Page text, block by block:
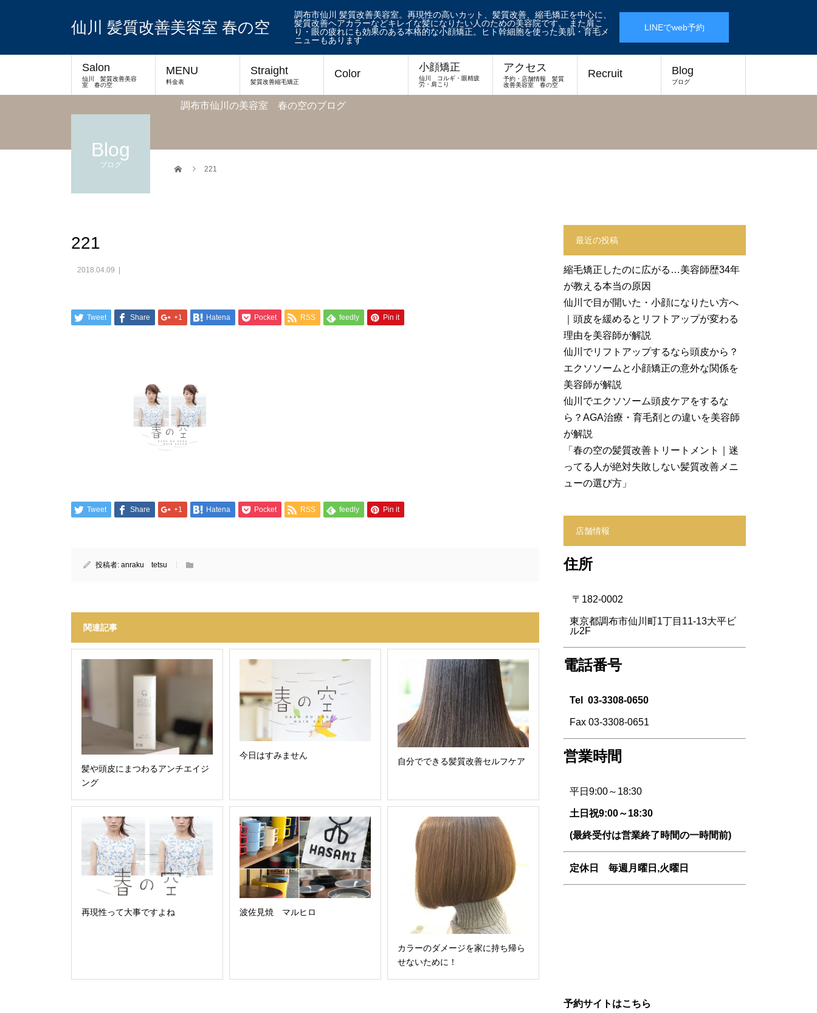
仙川 髪質改善美容室 春の空
調布市仙川 髪質改善美容室。再現性の高いカット、髪質改善、縮毛矯正を中心に、
髪質改善ヘアカラーなどキレイな髪になりたい人のための美容院です。 また肩こ
り・眼の疲れにも効果のある本格的な小顔矯正。ヒト幹細胞を使った美肌・育毛メ
ニューもあります
LINEでweb予約
Salon
仙川 髪質改善美容
室 春の空
MENU
料金表
Straight
髪質改善縮毛矯正
Color 小顔矯正
仙川 コルギ・眼精疲
労・肩こり
アクセス
予約・店舗情報 髪質
改善美容室 春の空
Recruit Blog
ブログ
Blog
ブログ
調布市仙川の美容室 春の空のブログ
221
221
2018.04.09
Tweet Share +1 Hatena Pocket RSS feedly Pin it
Tweet Share +1 Hatena Pocket RSS feedly Pin it
投稿者: anraku tetsu
関連記事
髪や頭皮にまつわるアンチエイジ
ング
今日はすみません
自分でできる髪質改善セルフケア
再現性って大事ですよね 波佐見焼 マルヒロ
カラーのダメージを家に持ち帰ら
せないために！
最近の投稿
縮毛矯正したのに広がる…美容師歴34年
が教える本当の原因
仙川で目が開いた・小顔になりたい方へ
｜頭皮を緩めるとリフトアップが変わる
理由を美容師が解説
仙川でリフトアップするなら頭皮から？
エクソソームと小顔矯正の意外な関係を
美容師が解説
仙川でエクソソーム頭皮ケアをするな
ら？AGA治療・育毛剤との違いを美容師
が解説
「春の空の髪質改善トリートメント｜迷
ってる人が絶対失敗しない髪質改善メニ
ューの選び方」
店舗情報
住所
〒182-0002
東京都調布市仙川町1丁目11-13大平ビ
ル2F
電話番号
Tel 03-3308-0650
Fax 03-3308-0651
営業時間
平日9:00～18:30
土日祝9:00～18:30
(最終受付は営業終了時間の一時間前)
定休日 毎週 月曜日,火曜日
予約サイトはこちら